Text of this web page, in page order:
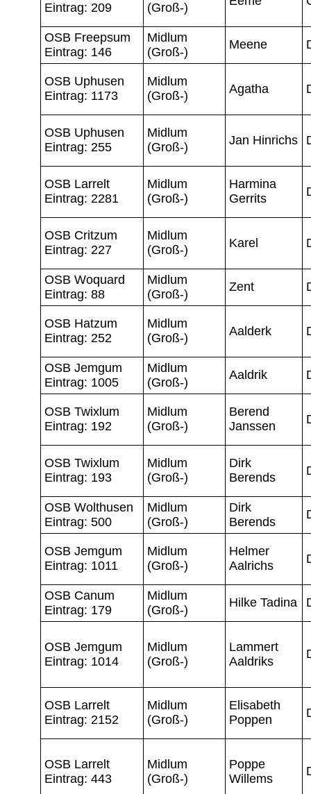
Eintrag: 209 (Groß-)
OSB Freepsum
Eintrag: 146
Midlum
(Groß-)
Meene
OSB Uphusen
Eintrag: 1173
Midlum
(Groß-)
Agatha
OSB Uphusen
Eintrag: 255
Midlum
(Groß-)
Jan Hinrichs
OSB Larrelt
Eintrag: 2281
Midlum
(Groß-)
Harmina
Gerrits
OSB Critzum
Eintrag: 227
Midlum
(Groß-)
Karel
OSB Woquard
Eintrag: 88
Midlum
(Groß-)
Zent
OSB Hatzum
Eintrag: 252
Midlum
(Groß-)
Aalderk
OSB Jemgum
Eintrag: 1005
Midlum
(Groß-)
Aaldrik
OSB Twixlum
Eintrag: 192
Midlum
(Groß-)
Berend
Janssen
OSB Twixlum
Eintrag: 193
Midlum
(Groß-)
Dirk
Berends
OSB Wolthusen
Eintrag: 500
Midlum
(Groß-)
Dirk
Berends
OSB Jemgum
Eintrag: 1011
Midlum
(Groß-)
Helmer
Aalrichs
OSB Canum
Eintrag: 179
Midlum
(Groß-)
Hilke Tadina
OSB Jemgum
Eintrag: 1014
Midlum
(Groß-)
Lammert
Aaldriks
OSB Larrelt
Eintrag: 2152
Midlum
(Groß-)
Elisabeth
Poppen
OSB Larrelt
Eintrag: 443
Midlum
(Groß-)
Poppe
Willems